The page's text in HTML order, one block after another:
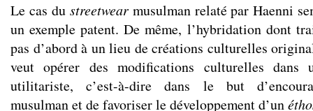
Le cas du streetwear musulman relaté par Haenni
un exemple patent. De même, l’hybridation dont
pas d’abord à un lieu de créations culturelles
veut opérer des modifications culturelles dans
utilitariste, c’est-à-dire dans le but
musulman et de favoriser le développement d’un